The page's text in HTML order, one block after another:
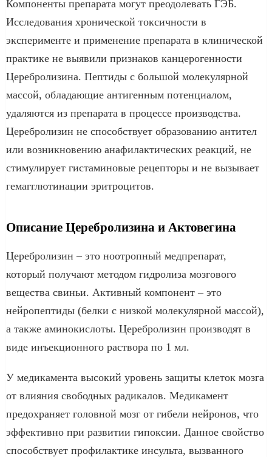
Компоненты препарата могут преодолевать ГЭБ.
Исследования хронической токсичности в
эксперименте и применение препарата в клинической
практике не выявили признаков канцерогенности
Церебролизина. Пептиды с большой молекулярной
массой, обладающие антигенным потенциалом,
удаляются из препарата в процессе производства.
Церебролизин не способствует образованию антител
или возникновению анафилактических реакций, не
стимулирует гистаминовые рецепторы и не вызывает
гемагглютинации эритроцитов.
Описание Церебролизина и Актовегина
Церебролизин – это ноотропный медпрепарат,
который получают методом гидролиза мозгового
вещества свиньи. Активный компонент – это
нейропептиды (белки с низкой молекулярной массой),
а также аминокислоты. Церебролизин производят в
виде инъекционного раствора по 1 мл.
У медикамента высокий уровень защиты клеток мозга
от влияния свободных радикалов. Медикамент
предохраняет головной мозг от гибели нейронов, что
эффективно при развитии гипоксии. Данное свойство
способствует профилактике инсульта, вызванного